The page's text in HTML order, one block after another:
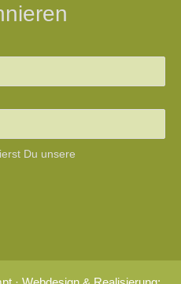
Du unsere